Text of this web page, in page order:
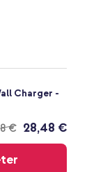
Charger -
€
Livraison
28,48 €